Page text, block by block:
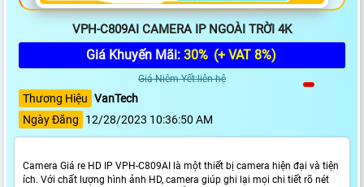
VPH-C809AI CAMERA IP NGOÀI TRỜI 4K
Giá Khuyến Mãi: 30% (+ VAT 8%)
Giá Niêm Yết:liên hệ
Thương Hiệu VanTech
Ngày Đăng
12/28/2023 10:36:50 AM
Camera Giá re HD IP VPH-C809AI là một thiết bị camera hiện đại và tiện
ích. Với chất lượng hình ảnh HD, camera giúp ghi lại mọi chi tiết rõ nét